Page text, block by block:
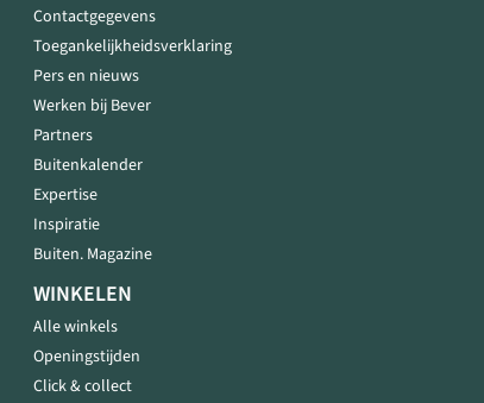
Contactgegevens
Toegankelijkheidsverklaring
Pers en nieuws
Werken bij Bever
Partners
Buitenkalender
Expertise
Inspiratie
Buiten. Magazine
WINKELEN
Alle winkels
Openingstijden
Click & collect